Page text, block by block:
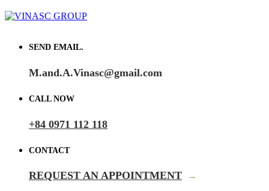
SEND EMAIL.
M.and.A.Vinasc@gmail.com
CALL NOW
+84 0971 112 118
CONTACT
REQUEST AN APPOINTMENT →